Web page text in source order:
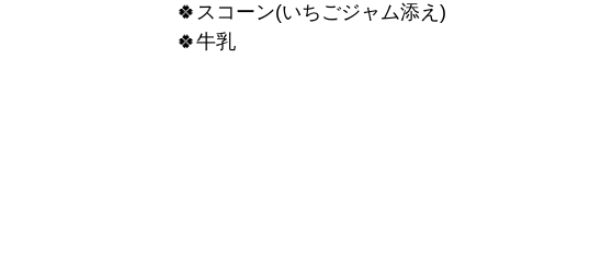
🍀スコーン(いちごジャム添え)
🍀牛乳